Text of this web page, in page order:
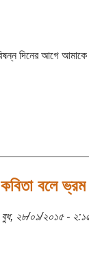
দিনের আগে আমাকে
বলে
বুধ, ২৮/০১/২০১৫ -